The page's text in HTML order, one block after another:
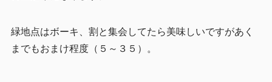
緑地点はボーキ、割と集会してたら美味しいですがあく
までもおまけ程度（５～３５）。